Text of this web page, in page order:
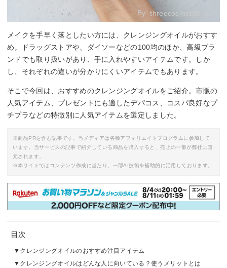
By:threecosmetics.com
メイクを手早く落としたい方には、クレンジングオイルがおすす
め。ドラッグストアや、ダイソーなどの100均のほか、高級ブラ
ンドでも取り扱いがあり、手に入れやすいアイテムです。しか
し、それぞれの違いが分かりにくいアイテムでもあります。
そこで今回は、おすすめのクレンジングオイルをご紹介。市販の
人気アイテム、プレゼントにも適したデパコス、コスパ良好なプ
チプラなどの特徴別に人気アイテムを選定しました。
※商品PRを含む記事です。当メディアは各種アフィリエイトプログラムに参加して
います。当サービスの記事で紹介している商品を購入すると、売上の一部が弊社に還
元されます。
※本サイトではコンテンツ作成に当たり、一部AI技術を補助的に活用しております。
目次
クレンジングオイルのおすすめ注目アイテム
クレンジングオイルはどんな人に向いている？使うメリットとは